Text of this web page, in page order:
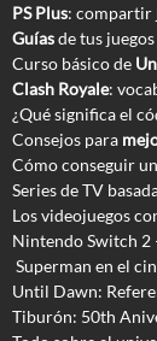
PS Plus: compartir
Guíasde tus
Curso básico de
Clash Royale:
¿Qué significa el
Consejos para
Cómo conseguir
Series de TV
Los videojuegos
Nintendo Switch 2
Superman en el
Until Dawn:
Tiburón: 50th